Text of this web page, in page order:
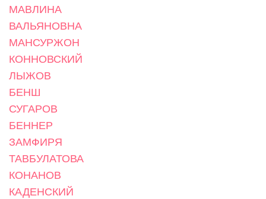
МАВЛИНА
ВАЛЬЯНОВНА
МАНСУРЖОН
КОННОВСКИЙ
ЛЫЖОВ
БЕНШ
СУГАРОВ
БЕННЕР
ЗАМФИРЯ
ТАВБУЛАТОВА
КОНАНОВ
КАДЕНСКИЙ